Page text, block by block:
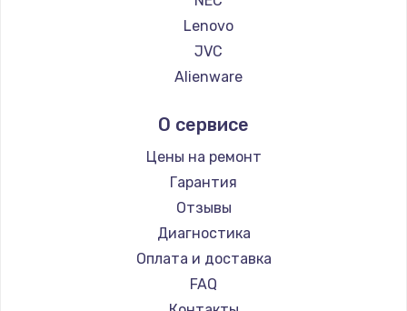
Lenovo
JVC
Alienware
Thunderobot
Hisense
АОС
Ardor
Machenike
iru
Titan Army
iFFALCON
О сервисе
Цены на ремонт
Гарантия
Отзывы
Диагностика
Оплата и доставка
FAQ